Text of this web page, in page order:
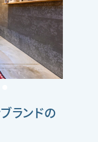
ランドの